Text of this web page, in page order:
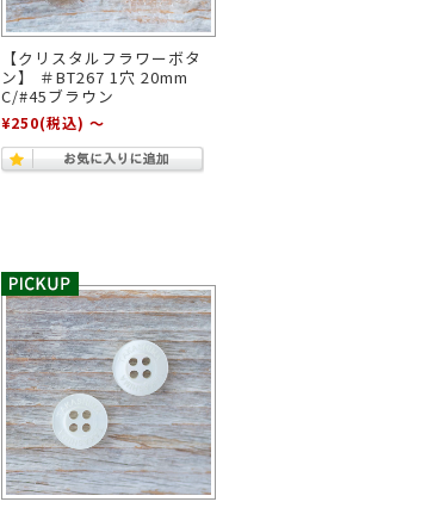
【クリスタルフラワーボタ
ン】 ＃BT267 1穴 20mm
C/#45ブラウン
¥250(税込) ～